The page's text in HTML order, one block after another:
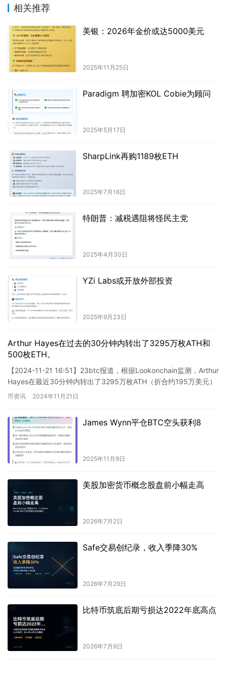
相关推荐
美银：2026年金价或达5000美元
2025年11月25日
Paradigm 聘加密KOL Cobie为顾问
2025年5月17日
SharpLink再购1189枚ETH
2025年7月16日
特朗普：减税遇阻将怪民主党
2025年4月30日
YZi Labs或开放外部投资
2025年9月23日
Arthur Hayes在过去的30分钟内转出了3295万枚ATH和
500枚ETH。
【2024-11-21 16:51】23btc报道，根据Lookonchain监测，Arthur
Hayes在最近30分钟内转出了3295万枚ATH（折合约195万美元）
和500枚…
币资讯 2024年11月21日
James Wynn平仓BTC空头获利8
2025年11月9日
美股加密货币概念股盘前小幅走高
2026年7月2日
Safe交易创纪录，收入季降30%
2026年7月29日
比特币筑底后期亏损达2022年底高点
2026年7月9日